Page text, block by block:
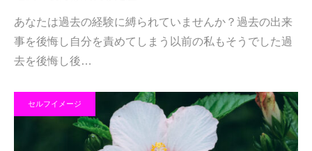
あなたは過去の経験に縛られていませんか？過去の出来
事を後悔し自分を責めてしまう以前の私もそうでした過
去を後悔し後…
セルフイメージ